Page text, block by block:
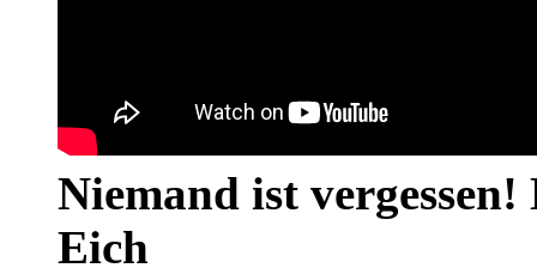
Niemand ist
Eich